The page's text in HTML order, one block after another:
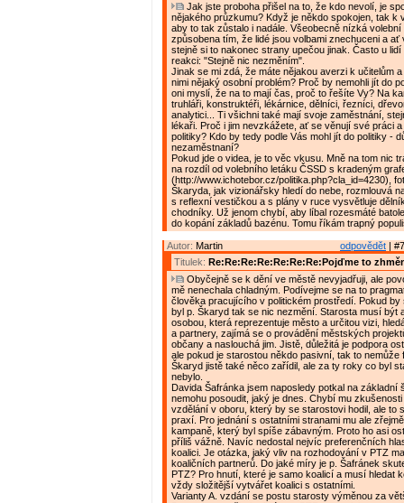
Jak jste proboha přišel na to, že kdo nevolí, je
nějakého průzkumu? Když je někdo spokojen, tak k
aby to tak zůstalo i nadále. Všeobecně nízká volební
způsobena tím, že lidé jsou volbami znechuceni a ať
stejně si to nakonec strany upečou jinak. Často u
reakci: "Stejně nic nezměním".
Jinak se mi zdá, že máte nějakou averzi k učitelům
nimi nějaký osobní problém? Proč by nemohli jít do
oni myslí, že na to mají čas, proč to řešíte Vy? Na
truhláři, konstruktéři, lékárnice, dělníci, řezníci,
analytici... Ti všichni také mají svoje zaměstnání,
lékaři. Proč i jim nevzkážete, ať se věnují své práci
politiky? Kdo by tedy podle Vás mohl jít do politiky -
nezaměstnaní?
Pokud jde o videa, je to věc vkusu. Mně na tom nic
na rozdíl od volebního letáku ČSSD s kradeným
(http://www.ichotebor.cz/politika.php?cla_id=4230),
Škaryda, jak vizionářsky hledí do nebe, rozmlouvá
s reflexní vestičkou a s plány v ruce vysvětluje
chodníky. Už jenom chybí, aby líbal rozesmáté
do kopání základů bazénu. Tomu říkám trapný
odpovědět |
Autor: Martin
Titulek: Re:Re:Re:Re:Re:Re:Re:Pojďme to
Obyčejně se k dění ve městě nevyjadřuji, ale
mě nenechala chladným. Podívejme se na to
člověka pracujícího v politickém prostředí. Pokud by
byl p. Škaryd tak se nic nezmění. Starosta musí být
osobou, která reprezentuje město a určitou vizi,
a partnery, zajímá se o provádění městských
občany a naslouchá jim. Jistě, důležitá je podpora
ale pokud je starostou někdo pasivní, tak to nemůže
Škaryd jistě také něco zařídil, ale za ty roky co byl
nebylo.
Davida Šafránka jsem naposledy potkal na základní
nemohu posoudit, jaký je dnes. Chybí mu zkušenosti
vzdělání v oboru, který by se starostovi hodil, ale to
praxí. Pro jednání s ostatními stranami mu ale
kampaně, který byl spíše zábavným. Proto ho asi
příliš vážně. Navíc nedostal nejvíc preferenčních
koalici. Je otázka, jaký vliv na rozhodování v PTZ
koaličních partnerů. Do jaké míry je p. Šafránek
PTZ? Pro hnutí, které je samo koalicí a musí hledat
vždy složitější vytvářet koalici s ostatními.
Varianty A. vzdání se postu starosty výměnou za